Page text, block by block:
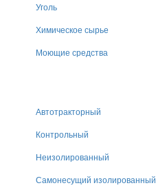
Уголь
Химическое сырье
Моющие средства
Автотракторный
Контрольный
Неизолированный
Самонесущий изолированный